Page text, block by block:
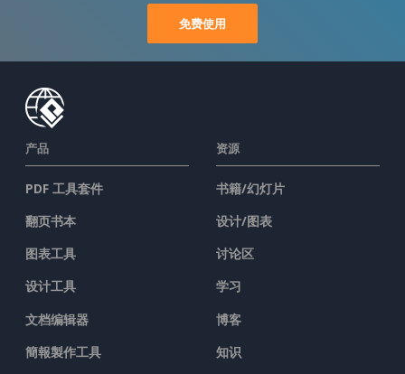
免费使用
产品
PDF 工具套件
翻页书本
图表工具
设计工具
文档编辑器
簡報製作工具
资源
书籍/幻灯片
设计/图表
讨论区
学习
博客
知识